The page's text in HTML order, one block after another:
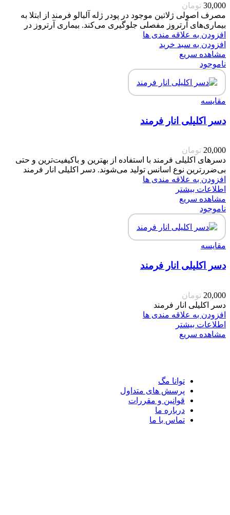
30,000 تومان
مصرف اصولی ژلاتین موجود در پودر ژله آلبالو فرمند از ابتلا به
بیماری‌های آرتروز مفصلی جلوگیری می‌کند. بیماری آرتروز در
افزودن به علاقه مندی ها
افزودن به سبد خرید
مشاهده سریع
ناموجود
مقایسه
دسر اکلیلی انار فرمند
20,000 تومان
دسرهای اکلیلی فرمند با استفاده از بهترین و باکیفیت‌ترین و حتی
بی‌ضررترین نوع اسانس تولید می‌شوند. دسر اکلیلی انار فرمند
افزودن به علاقه مندی ها
اطلاعات بیشتر
مشاهده سریع
ناموجود
مقایسه
دسر اکلیلی انار فرمند
20,000 تومان
دسر اکلیلی انار فرمند
افزودن به علاقه مندی ها
اطلاعات بیشتر
مشاهده سریع
توانا مگ
پرسش های متداول
قوانین و مقررات
درباره ما
تماس با ما